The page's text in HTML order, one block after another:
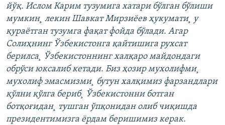
йўқ. Ислом Карим тузумига хатари бўлган бўлиши
мумкин¸ лекин Шавкат Мирзиëев ҳукумати¸ у
қураëтган тузумга фақат фойда бўлади. Агар
Солиҳнинг Ўзбекистонга қайтишига рухсат
берилса¸ Ўзбекистоннинг халқаро майдондаги
обрўси юксалиб кетади. Биз ҳозир мухолифми¸
мухолиф эмасмизми¸ бутун халқимиз фарзандлари
қўлни қўлга бериб¸ Ўзбекистонни ботган
ботқоғидан¸ тушган ўпқонидан олиб чиқишда
президентимизга ëрдам беришимиз керак.